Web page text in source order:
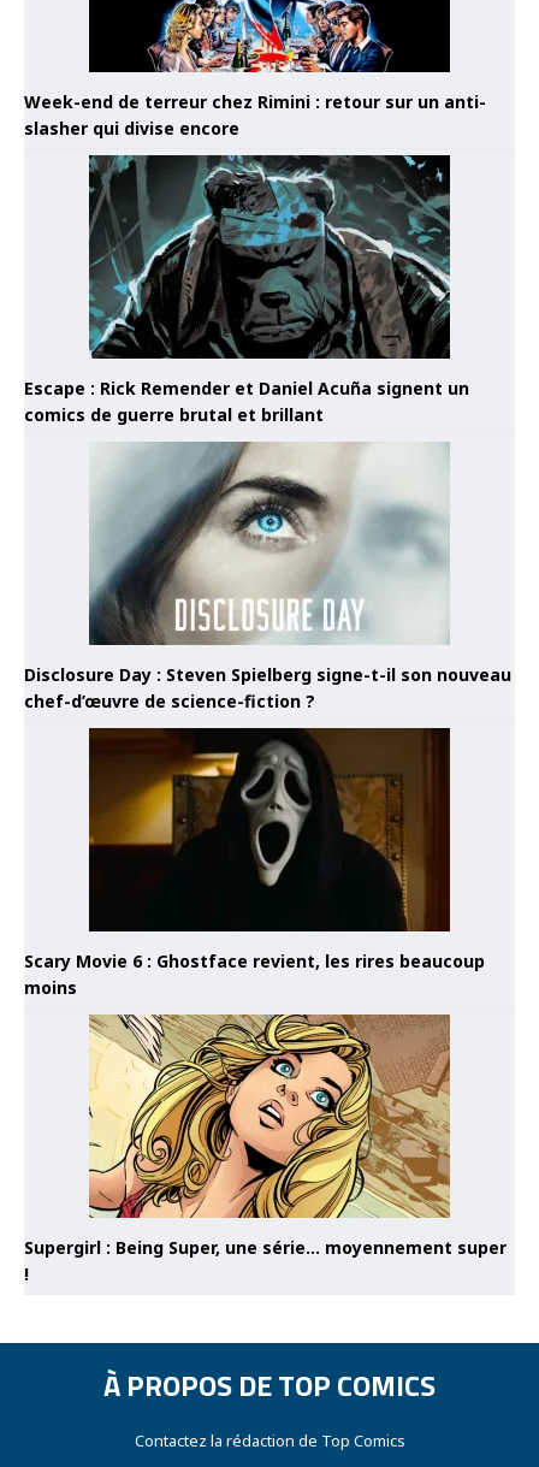
Week-end de terreur chez Rimini : retour sur un anti-
slasher qui divise encore
Escape : Rick Remender et Daniel Acuña signent un
comics de guerre brutal et brillant
Disclosure Day : Steven Spielberg signe-t-il son nouveau
chef-d’œuvre de science-fiction ?
Scary Movie 6 : Ghostface revient, les rires beaucoup
moins
Supergirl : Being Super, une série… moyennement super
!
À PROPOS DE TOP COMICS
Contactez la rédaction de Top Comics